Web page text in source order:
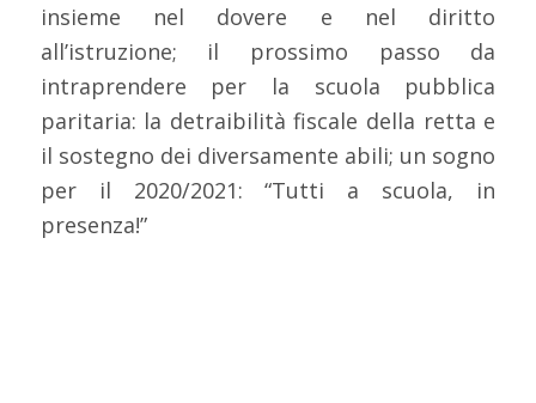
insieme nel dovere e nel diritto
all’istruzione; il prossimo passo da
intraprendere per la scuola pubblica
paritaria: la detraibilità fiscale della retta e
il sostegno dei diversamente abili; un sogno
per il 2020/2021: “Tutti a scuola, in
presenza!”